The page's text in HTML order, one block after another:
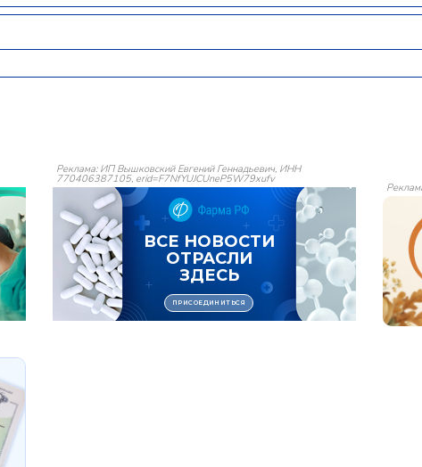
Реклама: ИП Вышковский Евгений Геннадьевич, ИНН
770406387105, erid=F7NfYUJCUneP5W79xufv